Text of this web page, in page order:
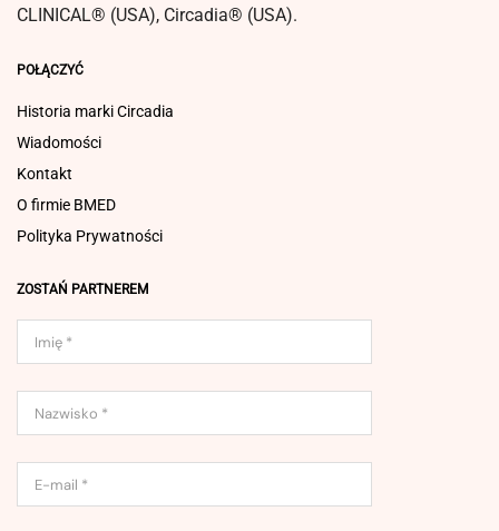
CLINICAL® (USA), Circadia® (USA).
POŁĄCZYĆ
Historia marki Circadia
Wiadomości
Kontakt
O firmie BMED
Polityka Prywatności
ZOSTAŃ PARTNEREM